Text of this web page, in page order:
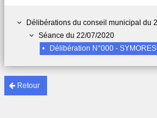
Retour
Délibérations du conseil municipal du
Séance du 22/07/2020
•
Délibération N°000 - SYMORESCO -